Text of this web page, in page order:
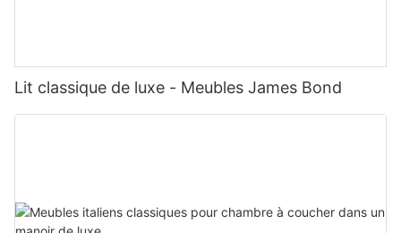
Lit classique de luxe - Meubles James Bond